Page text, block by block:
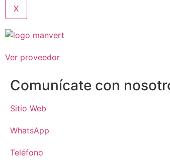
X
Ver proveedor
Comunícate con
Sitio Web
WhatsApp
Teléfono